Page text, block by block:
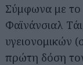
Σύμφωνα με το
Φαϊνάνσιαλ
υγειονομικών
πρώτη δόση